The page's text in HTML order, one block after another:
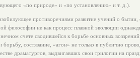
«по природе» и «по установлению» и т. д.).
противоречиями развитие учений о
философии не как процесс плавной эволюции
счете сводившейся к борьбе основных
борьбу, состязание, «агон» не только в публично
драматургов, выдвигавших свои трилогии на